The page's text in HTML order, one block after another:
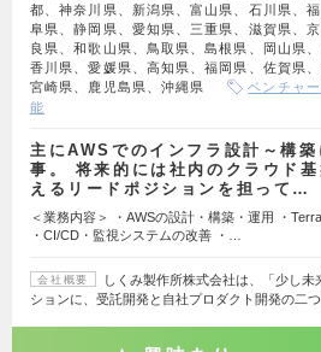
都、神奈川県、新潟県、富山県、石川県、
阜県、静岡県、愛知県、三重県、滋賀県、
良県、和歌山県、鳥取県、島根県、岡山県
香川県、愛媛県、高知県、福岡県、佐賀県
宮崎県、鹿児島県、沖縄県
ベンチャ
能
主にAWSでのインフラ設計～構築
事。 将来的には社内のクラウド基
えるリードポジションを担って…
＜業務内容＞ ・AWSの設計・構築・運用 ・
・CI/CD・監視システムの改善 ・…
会社概要
しくみ製作所株式会社は、「少し
ションに、受託開発と自社プロダクト開発の二